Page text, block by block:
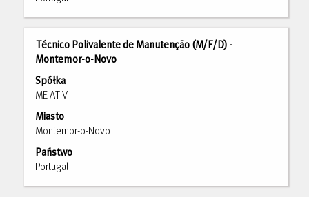
oferty
pracy.
Tytuł
Técnico Polivalente de Manutenção (M/F/D) -
Montemor-o-Novo
Spółka
ME ATIV
Miasto
Montemor-o-Novo
Państwo
Portugal
Zaznacz
za
pomocą
spacji,
wyświetlić
pełną
treść
danych
oferty